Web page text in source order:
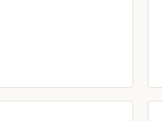
€ 149,00